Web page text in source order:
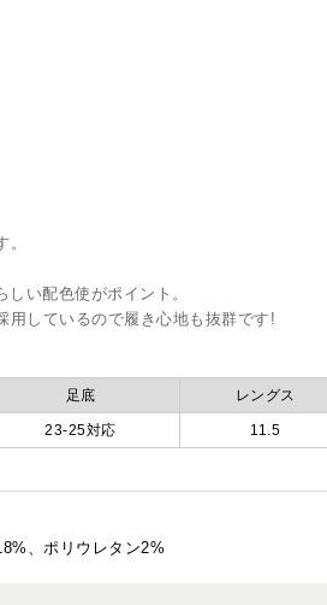
い配色使がポイント。
用しているので履き心地も抜群です!
足底 レングス
23-25対応 11.5
、ポリウレタン2%